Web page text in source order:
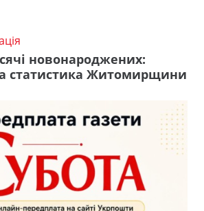
новонароджених:
статистика Житомирщини